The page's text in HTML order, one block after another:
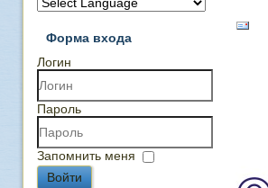
Форма входа
Логин
Пароль
Запомнить меня
Войти